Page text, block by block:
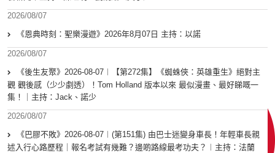
2026/08/07
《恩典時刻：聖樂漫遊》2026年8月07日 主持：以諾
2026/08/07
《後生友聚》2026-08-07︱【第272集】《蜘蛛俠：英雄重生》絕對主
觀 觀後感（少少劇透）！Tom Holland 版本以來 最似漫畫、最好睇嘅一
集！｜主持：Jack、諾少
2026/08/07
《巴膠不敗》2026-08-07︱(第151集) 由巴士迷變身車長！年輕車長親
述入行心路歷程｜報名考試有幾難？邊啲路線最考功夫？︱主持：法蘭